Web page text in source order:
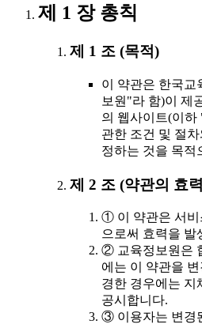
제 1 장 총칙
제 1 조 (목적)
이 약관은 한국교
보원"라 함)이 제
의 웹사이트(이하
관한 조건 및 절
정하는 것을 목적
제 2 조 (약관의 효
① 이 약관은 서비
으로써 효력을 발
② 교육정보원은
에는 이 약관을
경한 경우에는 지
공시합니다.
③ 이용자는 변경